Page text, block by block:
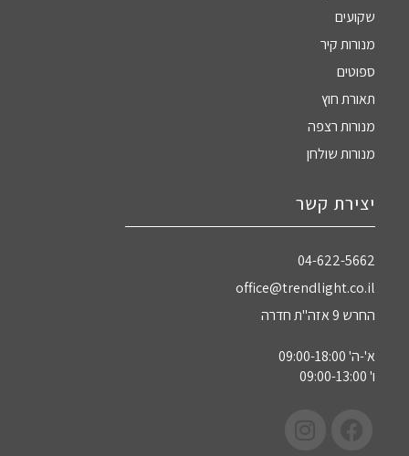
שקועים
מנורות קיר
ספוטים
תאורת חוץ
מנורות רצפה
מנורות שולחן
יצירת קשר
04-622-5662‏
office@trendlight.co.il
החרש 9 אזה"ת חדרה
א'-ה' 09:00-18:00
ו' 09:00-13:00